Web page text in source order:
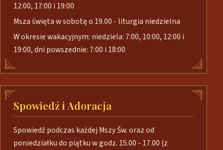
12:00, 17:00 i 19:00
Msza święta w sobotę o 19.00 - liturgia niedzielna
W okresie wakacyjnym: niedziela: 7:00, 10:00, 12:00 i
19:00, dni powszednie: 7:00 i 18:00
Spowiedź i Adoracja
Spowiedź podczas każdej Mszy Św. oraz od
poniedziałku do piątku w godz. 15.00 - 17.00 (z